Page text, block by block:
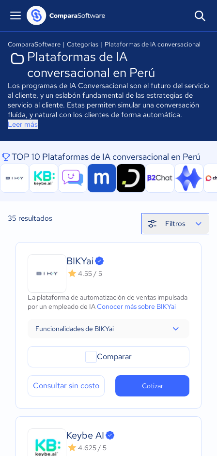
ComparaSoftware | Categorías | Plataformas de IA conversacional
Plataformas de IA
conversacional en Perú
Los programas de IA Conversacional son el futuro del servicio
al cliente, y un eslabón fundamental de las estrategias de
servicio al cliente. Estas permiten simular una conversación
fluída, y natural con los clientes de forma automática.
Leer más
TOP 10 Plataformas de IA conversacional en Perú
35 resultados
Filtros
BIKYai
4.55 / 5
La plataforma de automatización de ventas impulsada
por un empleado de IAConocer más sobre BIKYai
Funcionalidades de BIKYai
Comparar
Consultar sin costo Cotizar
Keybe AI
4.625 / 5